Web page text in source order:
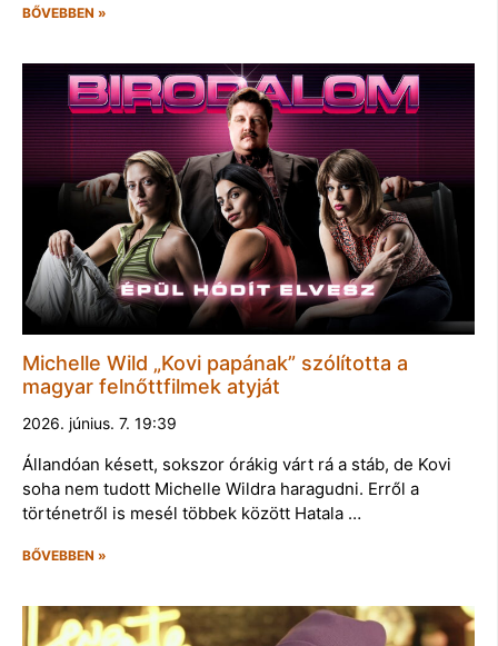
BŐVEBBEN »
Michelle Wild „Kovi papának” szólította a
magyar felnőttfilmek atyját
2026. június. 7. 19:39
Állandóan késett, sokszor órákig várt rá a stáb, de Kovi
soha nem tudott Michelle Wildra haragudni. Erről a
történetről is mesél többek között Hatala …
BŐVEBBEN »